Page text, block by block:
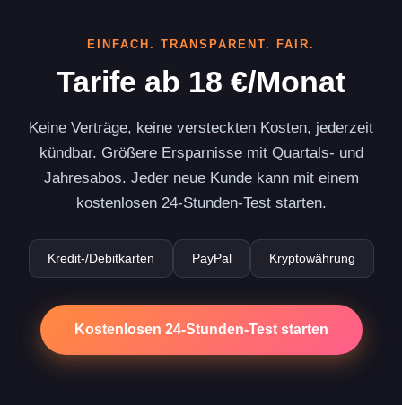
EINFACH. TRANSPARENT. FAIR.
Tarife ab 18 €/Monat
Keine Verträge, keine versteckten Kosten, jederzeit
kündbar. Größere Ersparnisse mit Quartals- und
Jahresabos. Jeder neue Kunde kann mit einem
kostenlosen 24-Stunden-Test starten.
Kredit-/Debitkarten PayPal Kryptowährung
Kostenlosen 24-Stunden-Test starten